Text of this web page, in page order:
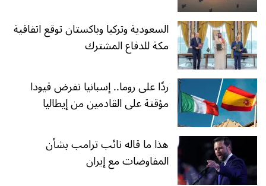
السعودية وتركيا وباكستان توقع اتفاقية
مكة للدفاع المشترك
ردًا على روما.. إسبانيا تفرض قيودا
مؤقتة على القادمين من إيطاليا
هذا ما قاله نائب ترامب بشأن
المفاوضات مع إيران